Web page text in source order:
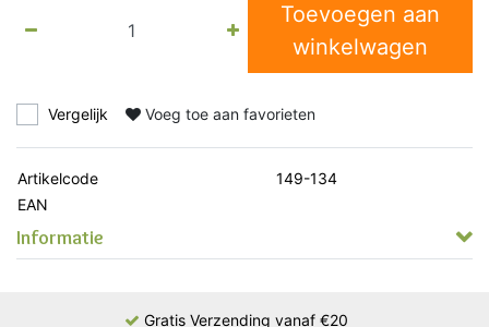
Toevoegen aan
winkelwagen
Vergelijk Voeg toe aan favorieten
Artikelcode
149-134
EAN
Informatie
Gratis Verzending vanaf €20